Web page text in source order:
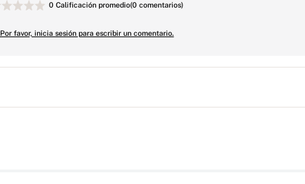
0 Calificación promedio(0 comentarios)
Por favor, inicia sesión para escribir un comentario.